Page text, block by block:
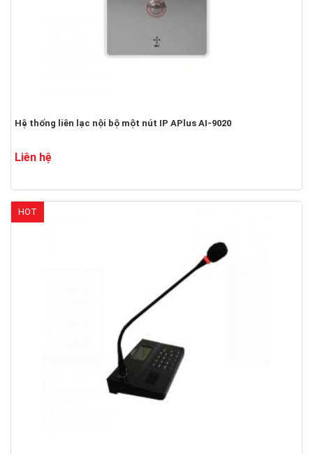
Hệ thống liên lạc nội bộ một nút IP APlus AI-9020
Liên hệ
HOT